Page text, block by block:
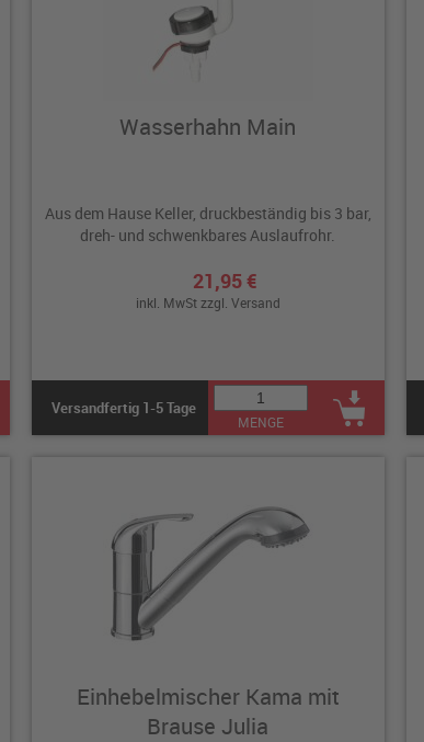
Wasserhahn Main
Aus dem Hause Keller, druckbeständig bis 3 bar,
dreh- und schwenkbares Auslaufrohr.
21,95 €
inkl. MwSt zzgl. Versand
Versandfertig 1-5 Tage
MENGE
Einhebelmischer Kama mit
Brause Julia